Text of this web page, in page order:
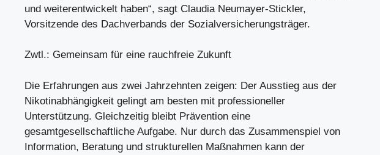
und weiterentwickelt haben“, sagt Claudia Neumayer-Stickler,
Vorsitzende des Dachverbands der Sozialversicherungsträger.
Zwtl.: Gemeinsam für eine rauchfreie Zukunft
Die Erfahrungen aus zwei Jahrzehnten zeigen: Der Ausstieg aus der
Nikotinabhängigkeit gelingt am besten mit professioneller
Unterstützung. Gleichzeitig bleibt Prävention eine
gesamtgesellschaftliche Aufgabe. Nur durch das Zusammenspiel von
Information, Beratung und strukturellen Maßnahmen kann der